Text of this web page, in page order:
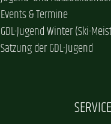
Events & Termine
GDL-Jugend Winter (Ski-
Satzung der GDL-Jugend
SERVICE